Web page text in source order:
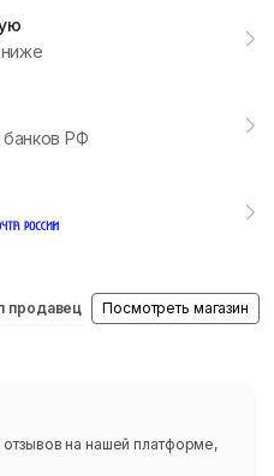
РФ
продавец Посмотреть магазин
отзывов на нашей платформе,